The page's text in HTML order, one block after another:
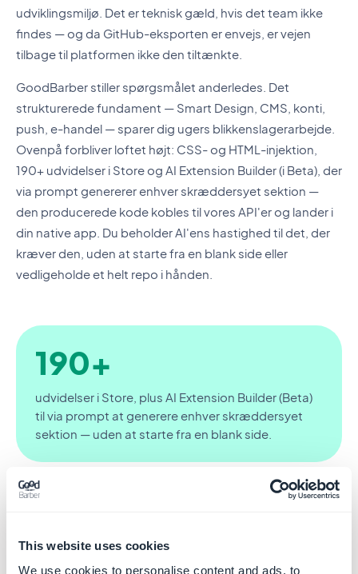
This website uses cookies
We use cookies to personalise content and ads, to
udviklingsmiljø. Det er teknisk gæld, hvis det team ikke
findes — og da GitHub-eksporten er envejs, er vejen
tilbage til platformen ikke den tiltænkte.
GoodBarber stiller spørgsmålet anderledes. Det
strukturerede fundament — Smart Design, CMS, konti,
push, e-handel — sparer dig ugers blikkenslagerarbejde.
Ovenpå forbliver loftet højt: CSS- og HTML-injektion,
190+ udvidelser i Store og AI Extension Builder (i Beta), der
via prompt genererer enhver skræddersyet sektion —
den producerede kode kobles til vores API'er og lander i
din native app. Du beholder AI'ens hastighed til det, der
kræver den, uden at starte fra en blank side eller
vedligeholde et helt repo i hånden.
190+
udvidelser i Store, plus AI Extension Builder (Beta)
til via prompt at generere enhver skræddersyet
sektion — uden at starte fra en blank side.